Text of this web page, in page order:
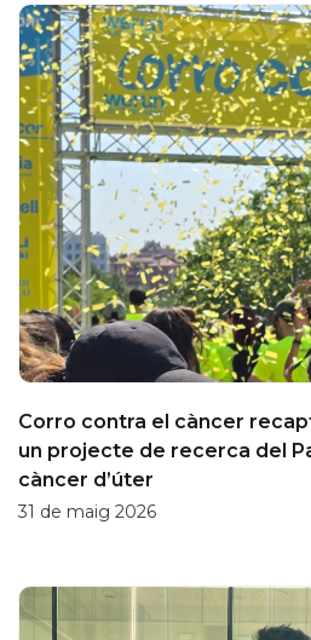
Corro contra el càncer recapta fons per impulsar
un projecte de recerca del
càncer d’úter
31 de maig 2026